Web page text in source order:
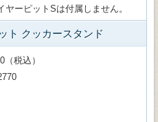
ーピットSは付属しません。
ト クッカースタンド
（税込）